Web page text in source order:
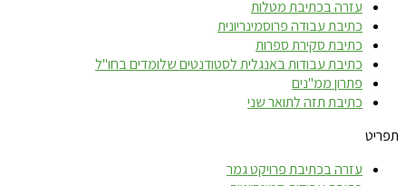
עזרה בכתיבת מטלות
כתיבת עבודה פרוסמינריונית
כתיבת סקירת ספרות
כתיבת עבודות באנגלית לסטודנטים שלומדים בחו"ל
פתרון ממ"נים
כתיבת תזה לתואר שני
תפריט
עזרה בכתיבת פרויקט גמר